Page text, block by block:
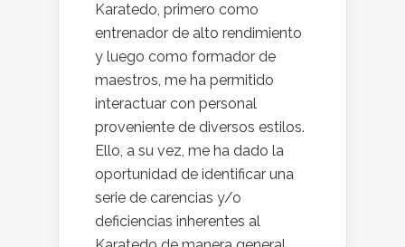
Karatedo, primero como
entrenador de alto rendimiento
y luego como formador de
maestros, me ha permitido
interactuar con personal
proveniente de diversos estilos.
Ello, a su vez, me ha dado la
oportunidad de identificar una
serie de carencias y/o
deficiencias inherentes al